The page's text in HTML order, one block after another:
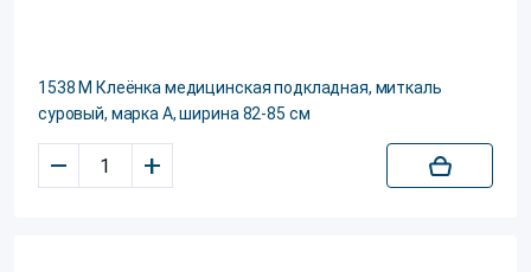
1538 М Клеёнка медицинская подкладная, миткаль
суровый, марка А, ширина 82-85 см
– +